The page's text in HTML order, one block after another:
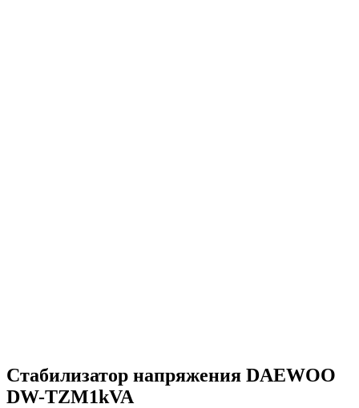
Стабилизатор напряжения DAEWOO
DW-TZM1kVA